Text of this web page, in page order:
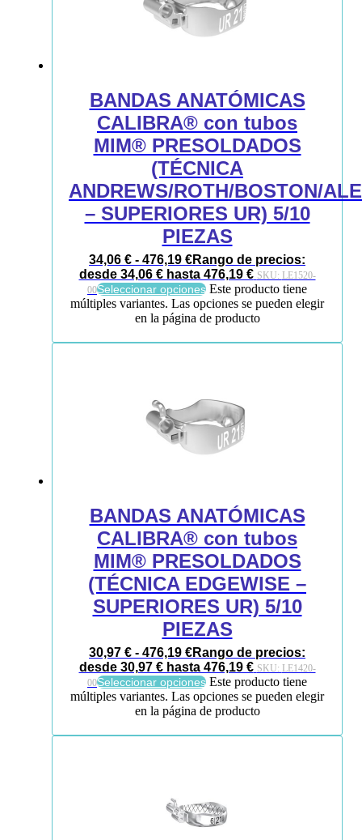
BANDAS ANATÓMICAS
CALIBRA® con tubos
MIM® PRESOLDADOS
(TÉCNICA
ANDREWS/ROTH/BOSTON/
– SUPERIORES UR) 5/10
PIEZAS
34,06 € - 476,19 €Rango de precios:
desde 34,06 € hasta 476,19 € SKU: LE1520-
00Seleccionar opciones Este producto tiene
múltiples variantes. Las opciones se pueden elegir
en la página de producto
BANDAS ANATÓMICAS
CALIBRA® con tubos
MIM® PRESOLDADOS
(TÉCNICA EDGEWISE –
SUPERIORES UR) 5/10
PIEZAS
30,97 € - 476,19 €Rango de precios:
desde 30,97 € hasta 476,19 € SKU: LE1420-
00Seleccionar opciones Este producto tiene
múltiples variantes. Las opciones se pueden elegir
en la página de producto